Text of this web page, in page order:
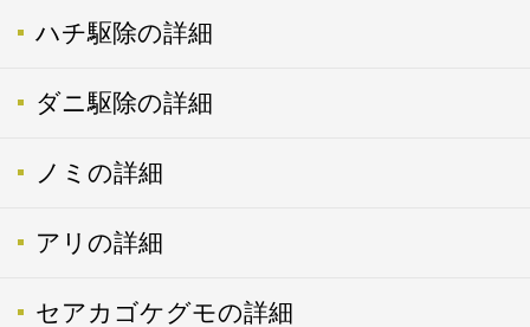
ハチ駆除の詳細
ダニ駆除の詳細
ノミの詳細
アリの詳細
セアカゴケグモの詳細